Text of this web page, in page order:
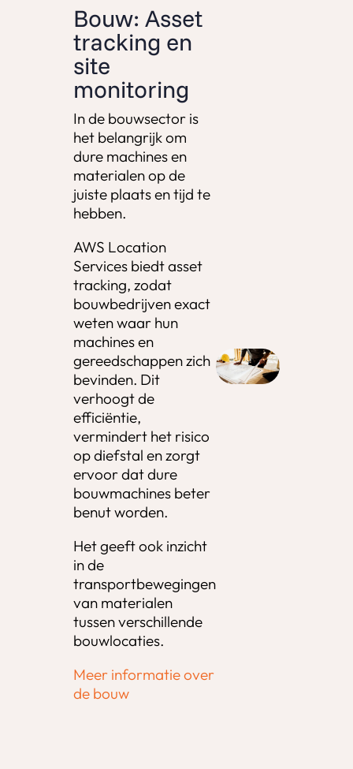
Bouw: Asset
tracking en
site
monitoring
In de bouwsector is
het belangrijk om
dure machines en
materialen op de
juiste plaats en tijd te
hebben.
AWS Location
Services biedt asset
tracking, zodat
bouwbedrijven exact
weten waar hun
machines en
gereedschappen zich
bevinden. Dit
verhoogt de
efficiëntie,
vermindert het risico
op diefstal en zorgt
ervoor dat dure
bouwmachines beter
benut worden.
Het geeft ook inzicht
in de
transportbewegingen
van materialen
tussen verschillende
bouwlocaties.
Meer informatie over
de bouw